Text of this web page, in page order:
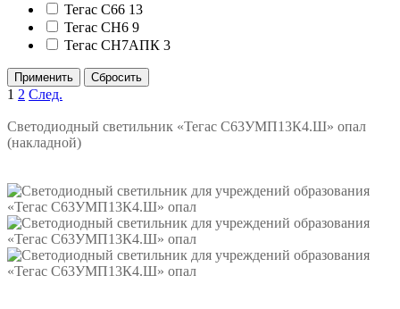
Тегас С66 13
Тегас СН6 9
Тегас СН7АПК 3
1 2 След.
Светодиодный светильник «Тегас С63УМП13К4.Ш» опал
(накладной)